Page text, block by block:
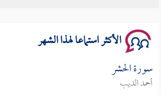
الأكثر استماعا لهذا الشهر
سورة الحشر
أحمد الديب